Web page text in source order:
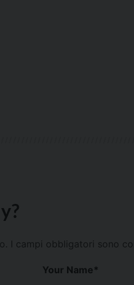
I campi obbligatori sono
Your Name*